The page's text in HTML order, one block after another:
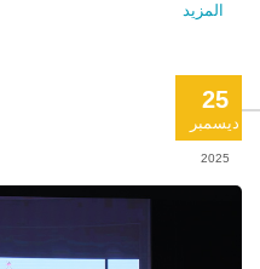
المزيد
25
ديسمبر
2025